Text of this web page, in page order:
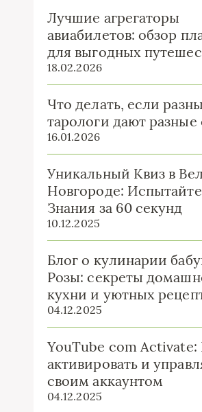
Лучшие агрегаторы
авиабилетов: обзор
для выгодных
18.02.2026
Что делать, если
тарологи дают разные
16.01.2026
Уникальный Квиз в
Новгороде:
Знания за 60 секунд
10.12.2025
Блог о кулинарии
Розы: секреты
кухни и уютных
04.12.2025
YouTube com Activate:
активировать и
своим аккаунтом
04.12.2025